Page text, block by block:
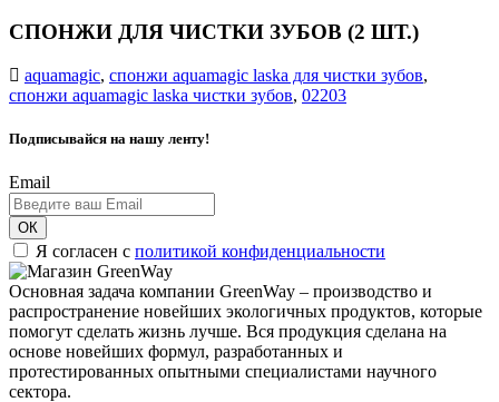
СПОНЖИ ДЛЯ ЧИСТКИ ЗУБОВ (2 ШТ.)
aquamagic, спонжи aquamagic laska для чистки зубов,
спонжи aquamagic laska чистки зубов, 02203
Подписывайся на нашу ленту!
Email
ОК
Я согласен с политикой конфиденциальности
Основная задача компании GreenWay – производство и
распространение новейших экологичных продуктов, которые
помогут сделать жизнь лучше. Вся продукция сделана на
основе новейших формул, разработанных и
протестированных опытными специалистами научного
сектора.